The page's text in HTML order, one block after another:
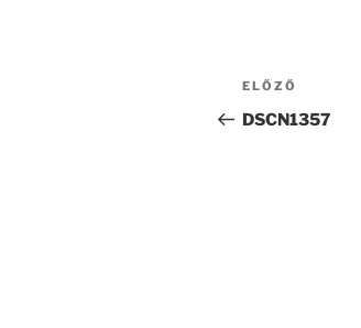
Bejegyzés
navigáció
Korábbi
bejegyzés
ELŐZŐ
DSCN1357